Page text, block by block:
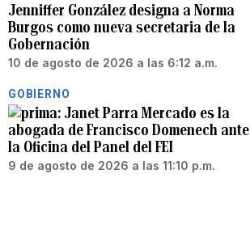
Jenniffer González designa a Norma
Burgos como nueva secretaria de la
Gobernación
10 de agosto de 2026 a las 6:12 a.m.
GOBIERNO
Janet Parra Mercado es la
abogada de Francisco Domenech ante
la Oficina del Panel del FEI
9 de agosto de 2026 a las 11:10 p.m.